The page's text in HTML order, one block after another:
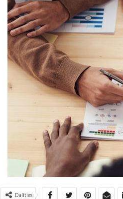
Dalīties